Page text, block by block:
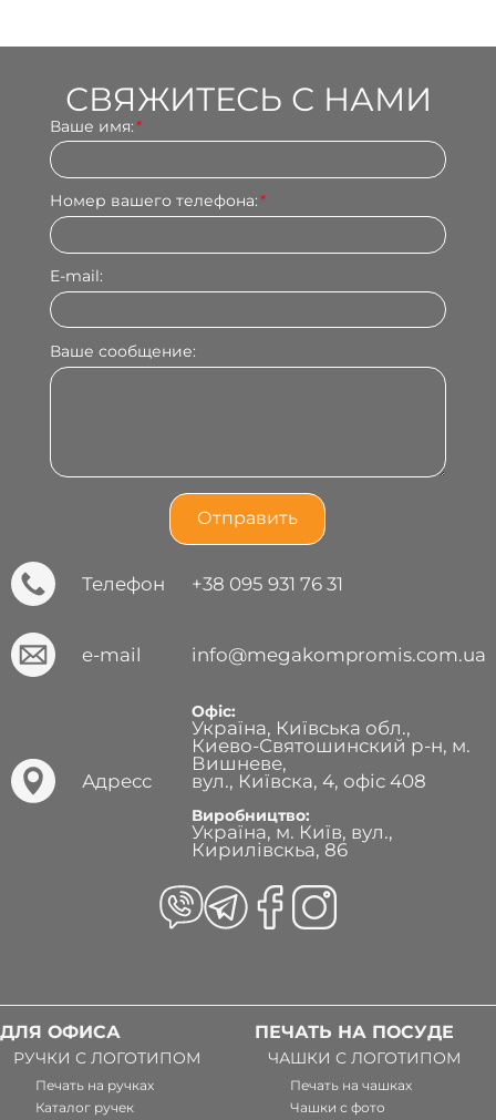
СВЯЖИТЕСЬ С НАМИ
Ваше имя:*
Номер вашего телефона:*
E-mail:
Ваше сообщение:
Телефон +38 095 931 76 31
e-mail info@megakompromis.com.ua
Адресс
Офіс:
Україна, Київська обл.,
Киево-Святошинский р-н, м.
Вишневе,
вул., Київска, 4, офіс 408
Виробництво:
Україна, м. Київ, вул.,
Кирилівскьа, 86
ДЛЯ ОФИСА
РУЧКИ С ЛОГОТИПОМ
Печать на ручках
Каталог ручек
ПЕЧАТЬ НА ПОСУДЕ
ЧАШКИ С ЛОГОТИПОМ
Печать на чашках
Чашки с фото